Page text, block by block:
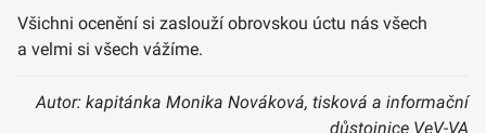
Všichni ocenění si zaslouží obrovskou úctu nás všech
a velmi si všech vážíme.
Autor: kapitánka Monika Nováková, tisková a informační
důstojnice VeV-VA